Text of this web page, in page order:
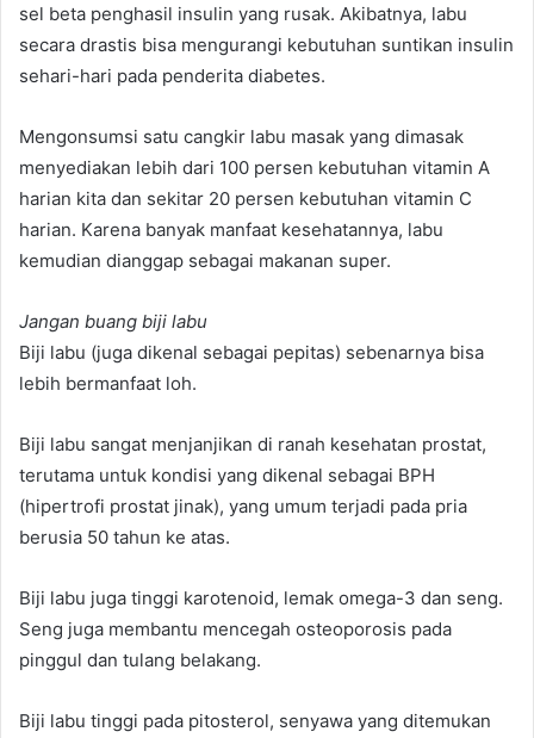
sel beta penghasil insulin yang rusak. Akibatnya, labu
secara drastis bisa mengurangi kebutuhan suntikan insulin
sehari-hari pada penderita diabetes.
Mengonsumsi satu cangkir labu masak yang dimasak
menyediakan lebih dari 100 persen kebutuhan vitamin A
harian kita dan sekitar 20 persen kebutuhan vitamin C
harian. Karena banyak manfaat kesehatannya, labu
kemudian dianggap sebagai makanan super.
Jangan buang biji labu
Biji labu (juga dikenal sebagai pepitas) sebenarnya bisa
lebih bermanfaat loh.
Biji labu sangat menjanjikan di ranah kesehatan prostat,
terutama untuk kondisi yang dikenal sebagai BPH
(hipertrofi prostat jinak), yang umum terjadi pada pria
berusia 50 tahun ke atas.
Biji labu juga tinggi karotenoid, lemak omega-3 dan seng.
Seng juga membantu mencegah osteoporosis pada
pinggul dan tulang belakang.
Biji labu tinggi pada pitosterol, senyawa yang ditemukan